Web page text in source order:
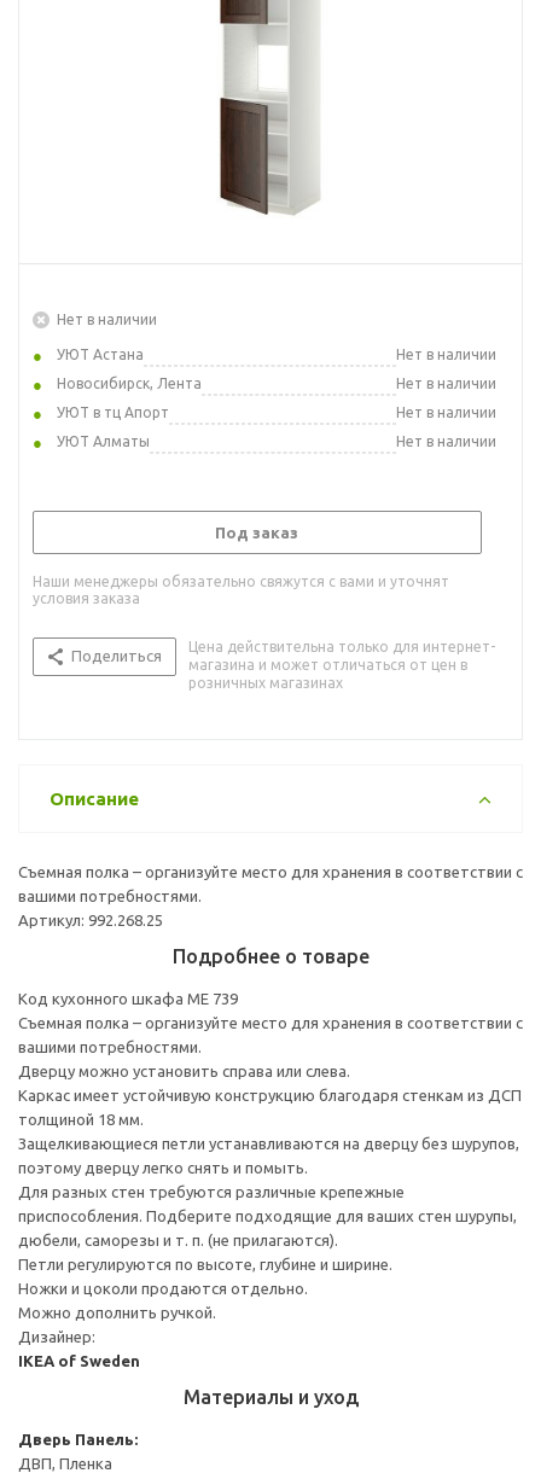
Нет в наличии
УЮТ Астана
Нет в наличии
Новосибирск, Лента
Нет в наличии
УЮТ в тц Апорт
Нет в наличии
УЮТ Алматы
Нет в наличии
Под заказ
Наши менеджеры обязательно свяжутся с вами и уточнят
условия заказа
Поделиться
Цена действительна только для интернет-
магазина и может отличаться от цен в
розничных магазинах
Описание
Съемная полка – организуйте место для хранения в соответствии с
вашими потребностями.
Артикул: 992.268.25
Подробнее о товаре
Код кухонного шкафа ME 739
Съемная полка – организуйте место для хранения в соответствии с
вашими потребностями.
Дверцу можно установить справа или слева.
Каркас имеет устойчивую конструкцию благодаря стенкам из ДСП
толщиной 18 мм.
Защелкивающиеся петли устанавливаются на дверцу без шурупов,
поэтому дверцу легко снять и помыть.
Для разных стен требуются различные крепежные
приспособления. Подберите подходящие для ваших стен шурупы,
дюбели, саморезы и т. п. (не прилагаются).
Петли регулируются по высоте, глубине и ширине.
Ножки и цоколи продаются отдельно.
Можно дополнить ручкой.
Дизайнер:
IKEA of Sweden
Материалы и уход
Дверь Панель:
ДВП, Пленка